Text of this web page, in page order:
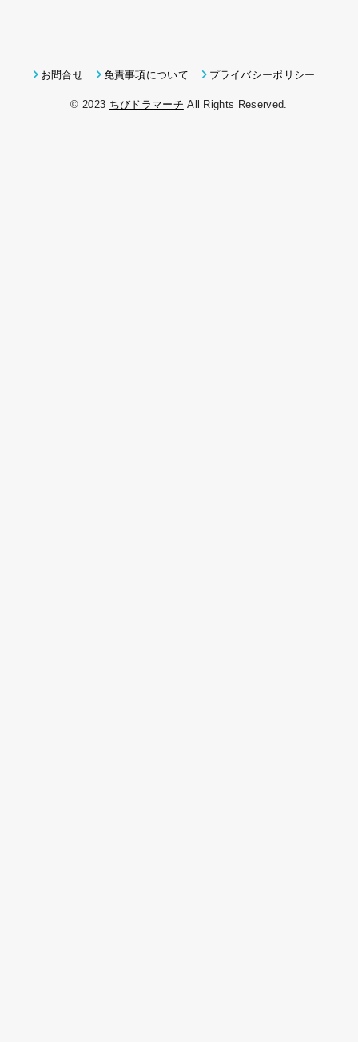
お問合せ 免責事項について プライバシーポリシー
© 2023 ちびドラマーチ All Rights Reserved.